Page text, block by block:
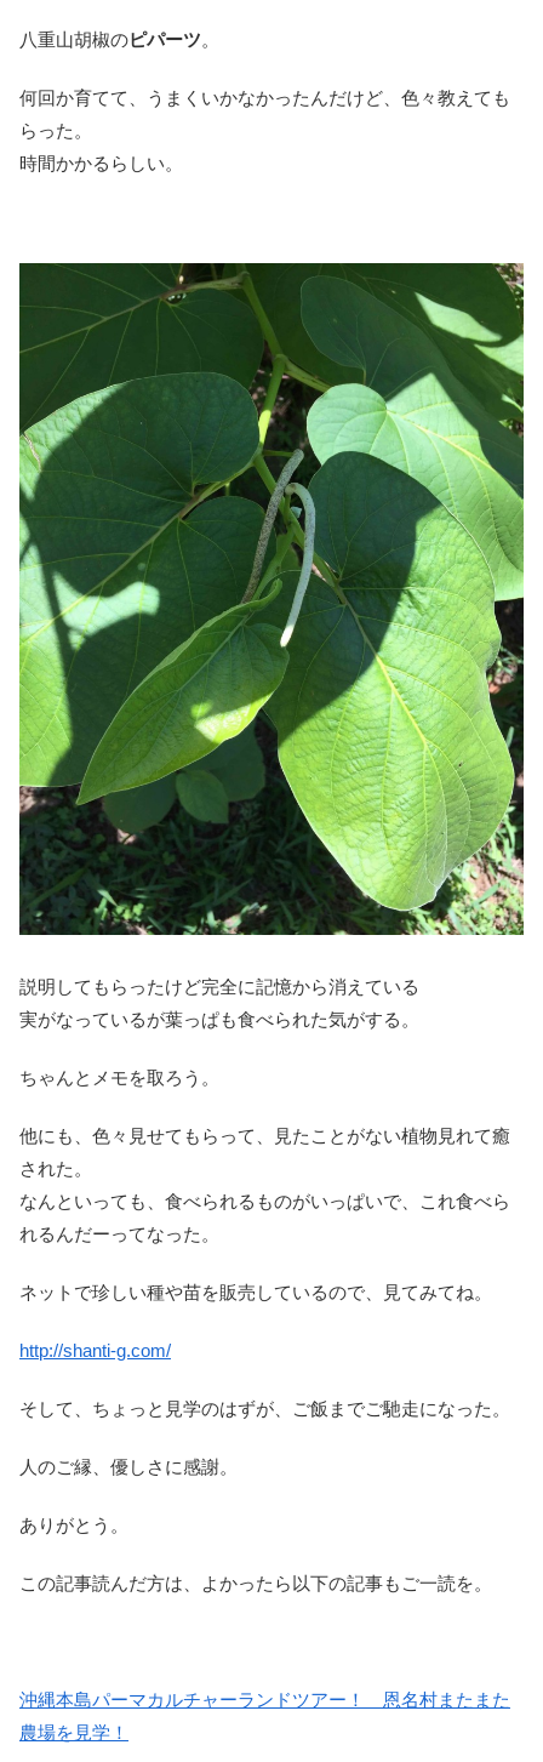
八重山胡椒のピパーツ。
何回か育てて、うまくいかなかったんだけど、色々教えても
らった。
時間かかるらしい。
説明してもらったけど完全に記憶から消えている
実がなっているが葉っぱも食べられた気がする。
ちゃんとメモを取ろう。
他にも、色々見せてもらって、見たことがない植物見れて癒
された。
なんといっても、食べられるものがいっぱいで、これ食べら
れるんだーってなった。
ネットで珍しい種や苗を販売しているので、見てみてね。
http://shanti-g.com/
そして、ちょっと見学のはずが、ご飯までご馳走になった。
人のご縁、優しさに感謝。
ありがとう。
この記事読んだ方は、よかったら以下の記事もご一読を。
沖縄本島パーマカルチャーランドツアー！ 恩名村またまた
農場を見学！